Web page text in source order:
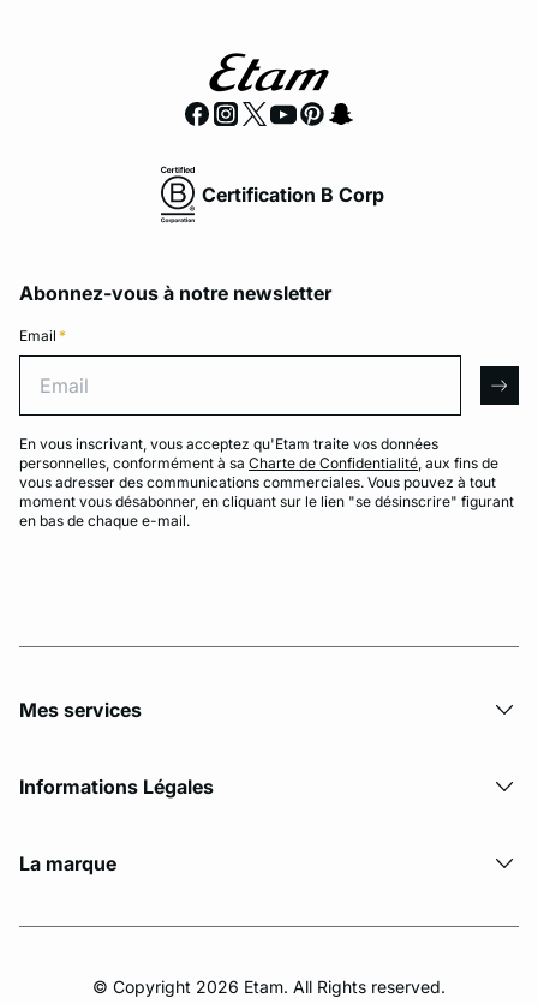
Certification B Corp
Abonnez-vous à notre newsletter
Email *
En vous inscrivant, vous acceptez qu'Etam traite vos données
personnelles, conformément à sa Charte de Confidentialité, aux fins de
vous adresser des communications commerciales. Vous pouvez à tout
moment vous désabonner, en cliquant sur le lien "se désinscrire" figurant
en bas de chaque e-mail.
Mes services
Informations Légales
La marque
© Copyright 2026 Etam. All Rights reserved.